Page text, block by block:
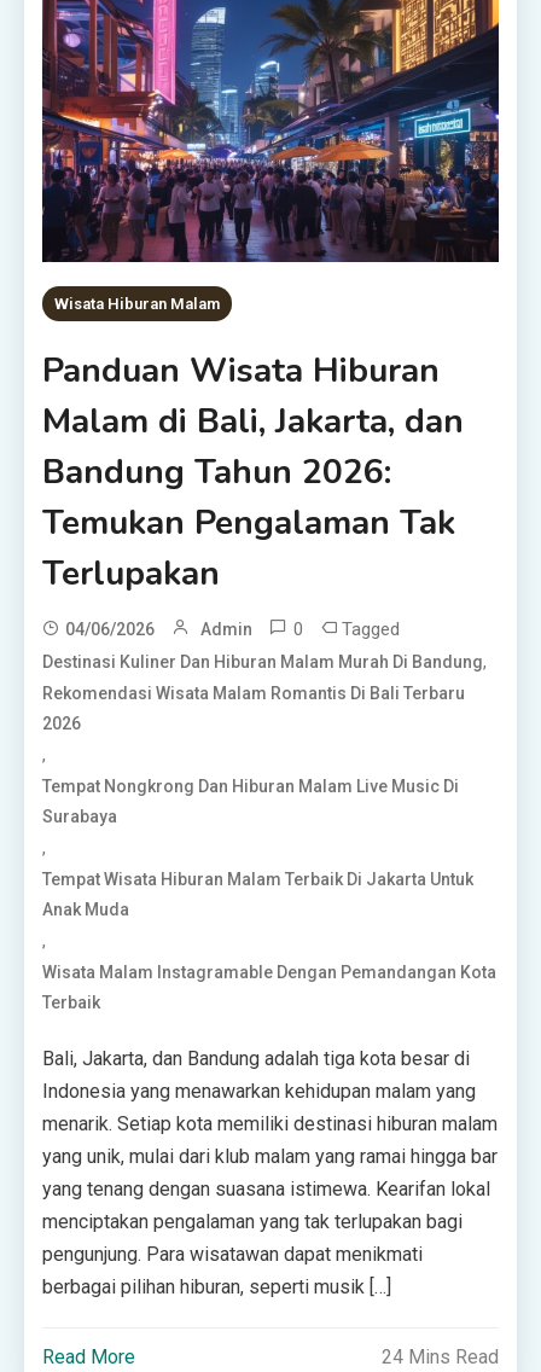
Wisata Hiburan Malam
Panduan Wisata Hiburan
Malam di Bali, Jakarta, dan
Bandung Tahun 2026:
Temukan Pengalaman Tak
Terlupakan
04/06/2026 Admin 0 Tagged
Destinasi Kuliner Dan Hiburan Malam Murah Di Bandung,
Rekomendasi Wisata Malam Romantis Di Bali Terbaru
2026
,
Tempat Nongkrong Dan Hiburan Malam Live Music Di
Surabaya
,
Tempat Wisata Hiburan Malam Terbaik Di Jakarta Untuk
Anak Muda
,
Wisata Malam Instagramable Dengan Pemandangan Kota
Terbaik
Bali, Jakarta, dan Bandung adalah tiga kota besar di
Indonesia yang menawarkan kehidupan malam yang
menarik. Setiap kota memiliki destinasi hiburan malam
yang unik, mulai dari klub malam yang ramai hingga bar
yang tenang dengan suasana istimewa. Kearifan lokal
menciptakan pengalaman yang tak terlupakan bagi
pengunjung. Para wisatawan dapat menikmati
berbagai pilihan hiburan, seperti musik […]
Read More 24 Mins Read